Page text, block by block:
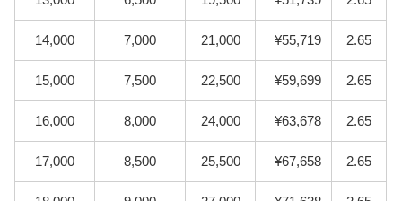
14,000 7,000 21,000 ¥55,719 2.65
15,000 7,500 22,500 ¥59,699 2.65
16,000 8,000 24,000 ¥63,678 2.65
17,000 8,500 25,500 ¥67,658 2.65